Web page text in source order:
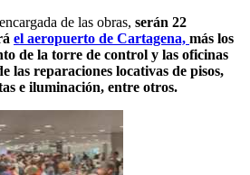
de las obras, serán 22
el aeropuerto de Cartagena, más los
de la torre de control y las oficinas
las reparaciones locativas de pisos,
e iluminación, entre otros.